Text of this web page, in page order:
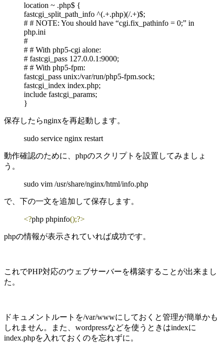
location ~ .php$ {
fastcgi_split_path_info ^(.+.php)(/.+)$;
# # NOTE: You should have “cgi.fix_pathinfo = 0;” in
php.ini
#
# # With php5-cgi alone:
# fastcgi_pass 127.0.0.1:9000;
# # With php5-fpm:
fastcgi_pass unix:/var/run/php5-fpm.sock;
fastcgi_index index.php;
include fastcgi_params;
}
保存したらnginxを再起動します。
sudo service nginx restart
動作確認のために、phpのスクリプトを設置してみましょ
う。
sudo vim /usr/share/nginx/html/info.php
で、下の一文を追加して保存します。
<?php phpinfo();?>
phpの情報が表示されていれば成功です。
これでPHP対応のウェブサーバーを構築することが出来まし
た。
ドキュメントルートを/var/wwwにしておくと管理が簡単かも
しれません。また、wordpressなどを使うときはindexに
index.phpを入れておくのを忘れずに。